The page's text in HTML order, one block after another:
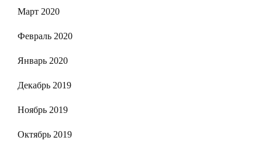
Март 2020
Февраль 2020
Январь 2020
Декабрь 2019
Ноябрь 2019
Октябрь 2019